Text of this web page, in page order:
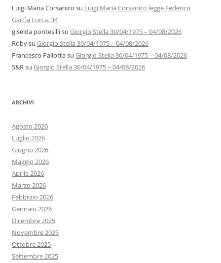
Luigi Maria Corsanico su Luigi Maria Corsanico legge Federico
Garcìa Lorca. 34
giselda pontesillisu Giorgio Stella 30/04/1975 – 04/08/2026
Robysu Giorgio Stella 30/04/1975 – 04/08/2026
Francesco Pallottasu Giorgio Stella 30/04/1975 – 04/08/2026
S&Rsu Giorgio Stella 30/04/1975 – 04/08/2026
ARCHIVI
Agosto 2026
Luglio 2026
Giugno 2026
Maggio 2026
Aprile 2026
Marzo 2026
Febbraio 2026
Gennaio 2026
Dicembre 2025
Novembre 2025
Ottobre 2025
Settembre 2025